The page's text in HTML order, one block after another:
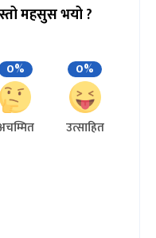
महसुस भयो ?
0% 0%
उत्साहित